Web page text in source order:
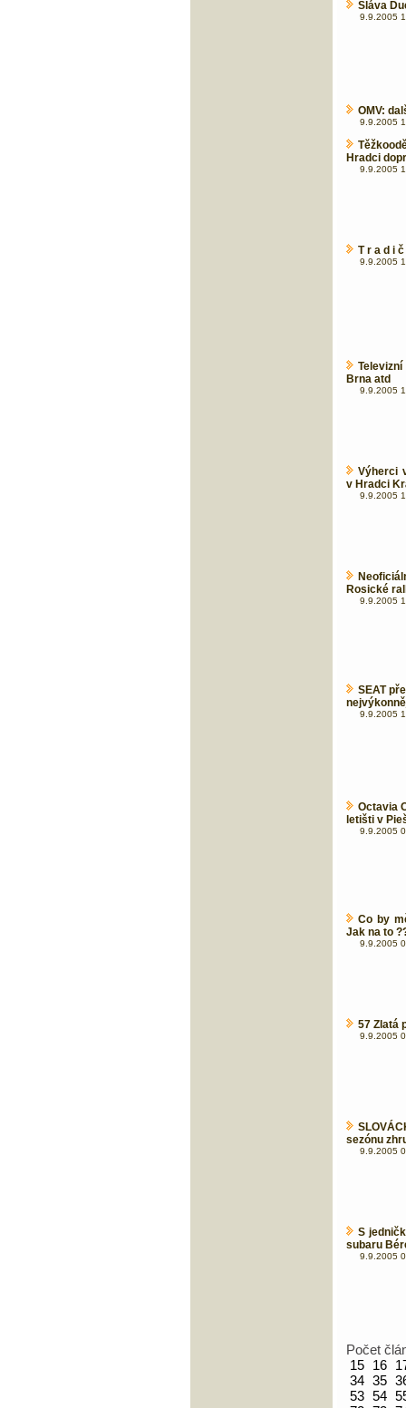
Sláva
9.9.2005
OMV:
9.9.2005
Hradci
9.9.2005
T r a d i
9.9.2005
Brna atd
9.9.2005
Výherci
v Hradci
9.9.2005
Rosické
9.9.2005
SEAT
9.9.2005
Octavia
letišti v
9.9.2005
Co by
Jak na to
9.9.2005
57 Zlatá
9.9.2005
sezónu
9.9.2005
S
subaru
9.9.2005
Počet
15 16
34 35
53 54